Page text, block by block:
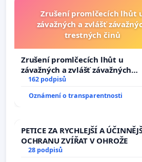
Zrušení promlčecích lhůt
závažných a zvlášť
trestných činů
Zrušení promlčecích lhůt u
závažných a zvlášť závažných
trestných činů
162 podpisů
Oznámení o transparentnosti
PETICE ZA RYCHLEJŠÍ A
OCHRANU ZVÍŘAT V OHROŽE
28 podpisů